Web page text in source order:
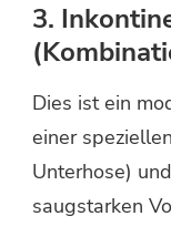
3.
Dies ist ein
einer
Unterhose)
saugstarken